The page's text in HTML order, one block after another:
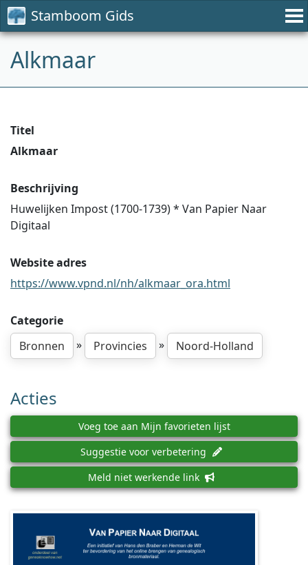
Stamboom Gids
Alkmaar
Titel
Alkmaar
Beschrijving
Huwelijken Impost (1700-1739) * Van Papier Naar
Digitaal
Website adres
https://www.vpnd.nl/nh/alkmaar_ora.html
Categorie
Bronnen
» Provincies » Noord-Holland
Acties
Voeg toe aan Mijn favorieten lijst
Suggestie voor verbetering
Meld niet werkende link